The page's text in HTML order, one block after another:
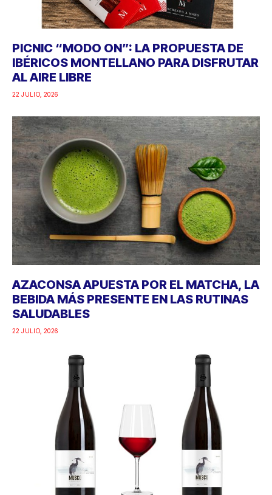
PICNIC “MODO ON”: LA PROPUESTA DE
IBÉRICOS MONTELLANO PARA DISFRUTAR
AL AIRE LIBRE
22 JULIO, 2026
AZACONSA APUESTA POR EL MATCHA, LA
BEBIDA MÁS PRESENTE EN LAS RUTINAS
SALUDABLES
22 JULIO, 2026